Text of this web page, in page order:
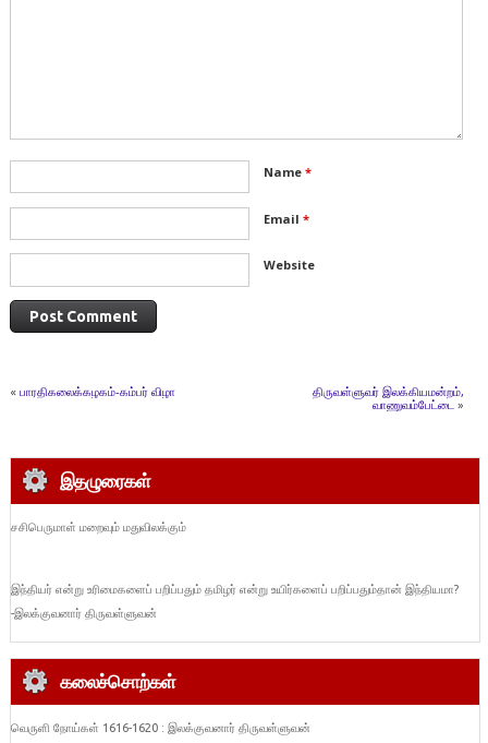
Name *
Email *
Website
« பாரதிகலைக்கழகம்-கம்பர் விழா
திருவள்ளுவர் இலக்கியமன்றம்,
வாணுவம்பேட்டை »
இதழுரைகள்
சசிபெருமாள் மறைவும் மதுவிலக்கும்
இந்தியர் என்று உரிமைகளைப் பறிப்பதும் தமிழர் என்று உயிர்களைப் பறிப்பதும்தான் இந்தியமா?
-இலக்குவனார் திருவள்ளுவன்
கலைச்சொற்கள்
வெருளி நோய்கள் 1616-1620 : இலக்குவனார் திருவள்ளுவன்